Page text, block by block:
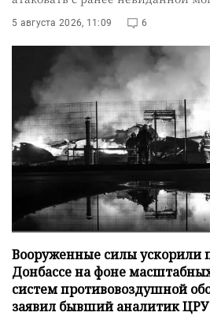
5 августа 2026, 11:09 6
Вооруженные силы ускорили
Донбассе на фоне
систем противовоздушной
заявил бывший аналитик